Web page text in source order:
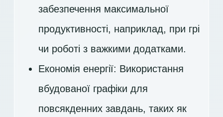
забезпечення максимальної
продуктивності, наприклад, при грі
чи роботі з важкими додатками.
Економія енергії: Використання
вбудованої графіки для
повсякденних завдань, таких як